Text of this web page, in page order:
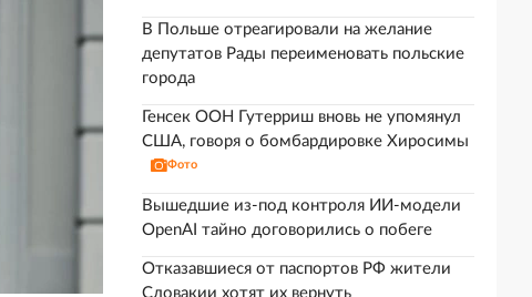
В Польше отреагировали на желание
депутатов Рады переименовать польские
города
Генсек ООН Гутерриш вновь не упомянул
США, говоря о бомбардировке Хиросимы
Фото
Вышедшие из-под контроля ИИ-модели
OpenAI тайно договорились о побеге
Отказавшиеся от паспортов РФ жители
Словакии хотят их вернуть